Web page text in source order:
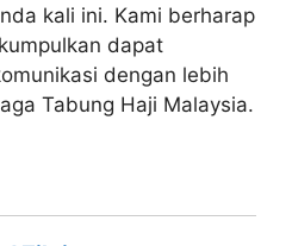
kali ini. Kami berharap
dapat
dengan lebih
Tabung Haji Malaysia.